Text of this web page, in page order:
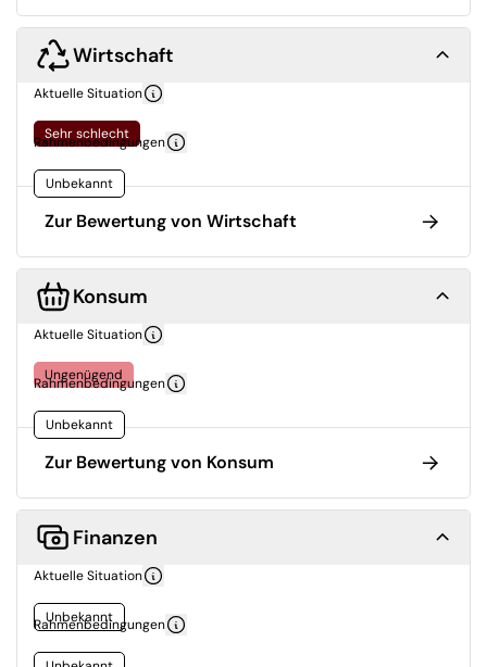
Wirtschaft
Aktuelle Situation
Sehr schlecht
Rahmenbedingungen
Unbekannt
Zur Bewertung von Wirtschaft
Konsum
Aktuelle Situation
Ungenügend
Rahmenbedingungen
Unbekannt
Zur Bewertung von Konsum
Finanzen
Aktuelle Situation
Unbekannt
Rahmenbedingungen